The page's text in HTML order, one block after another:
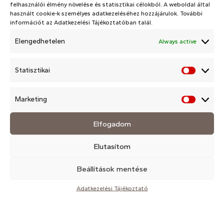
felhasználói élmény növelése és statisztikai célokból. A weboldal által
használt cookie-k személyes adatkezeléséhez hozzájárulok. További
információt az Adatkezelési Tájékoztatóban talál.
Elengedhetelen Always active
Statisztikai
Marketing
Elfogadom
Elutasítom
Beállítások mentése
Adatkezelési Tájékoztató
Nyári bőrápolás
rosacea
Téli bőrápolás
Arckezelések
Lézeres fényterápia
Kozmetikai masszázsok